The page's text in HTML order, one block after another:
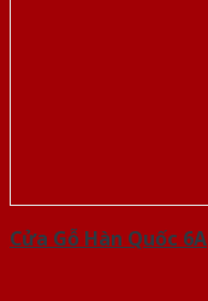
Cửa Gỗ Hàn Quốc 6A